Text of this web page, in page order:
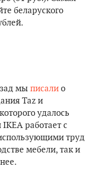
беларуского
мы писали о
Taz и
удалось
работает с
труд
мебели, так и